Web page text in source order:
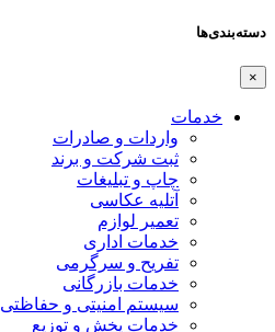
دسته‌بندی‌ها
×
خدمات
واردات و صادرات
ثبت شرکت و برند
چاپ و تبلیغات
آتلیه عکاسی
تعمیر لوازم
خدمات اداری
تفریح و سرگرمی
خدمات بازرگانی
سیستم امنیتی و حفاظتی
خدمات پخش و توزیع